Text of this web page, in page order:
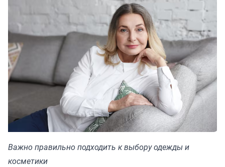
Важно правильно подходить к выбору одежды и
косметики